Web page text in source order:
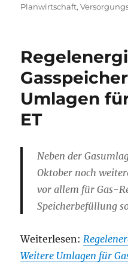
Planwirtschaft,
Umlagen
ET
Neben der
Oktober noch
vor allem für Gas-
Speicherbefüllung
Weiterlesen:
Weitere Umlagen für